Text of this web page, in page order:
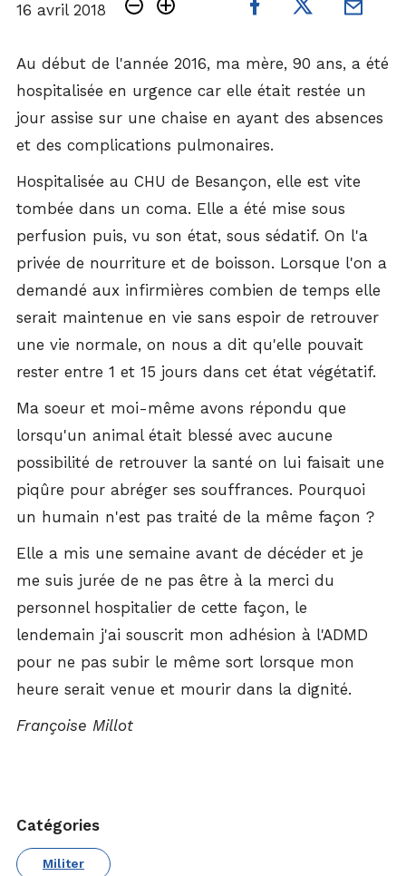
16 avril 2018
Au début de l'année 2016, ma mère, 90 ans, a été
hospitalisée en urgence car elle était restée un
jour assise sur une chaise en ayant des absences
et des complications pulmonaires.
Hospitalisée au CHU de Besançon, elle est vite
tombée dans un coma. Elle a été mise sous
perfusion puis, vu son état, sous sédatif. On l'a
privée de nourriture et de boisson. Lorsque l'on a
demandé aux infirmières combien de temps elle
serait maintenue en vie sans espoir de retrouver
une vie normale, on nous a dit qu'elle pouvait
rester entre 1 et 15 jours dans cet état végétatif.
Ma soeur et moi-même avons répondu que
lorsqu'un animal était blessé avec aucune
possibilité de retrouver la santé on lui faisait une
piqûre pour abréger ses souffrances. Pourquoi
un humain n'est pas traité de la même façon ?
Elle a mis une semaine avant de décéder et je
me suis jurée de ne pas être à la merci du
personnel hospitalier de cette façon, le
lendemain j'ai souscrit mon adhésion à l'ADMD
pour ne pas subir le même sort lorsque mon
heure serait venue et mourir dans la dignité.
Françoise Millot
Catégories
Militer